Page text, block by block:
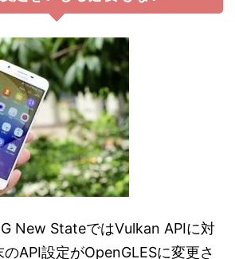
New StateではVulkan APIに対
API設定がOpenGLESに変更さ